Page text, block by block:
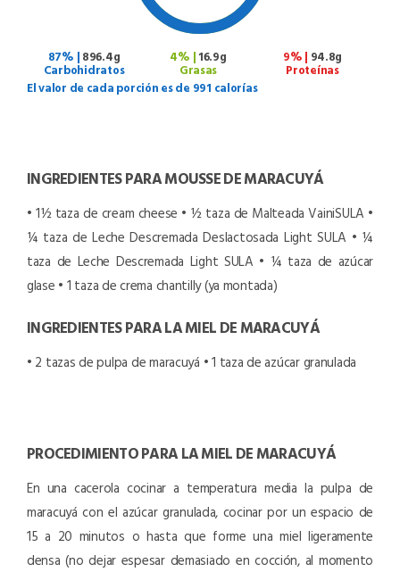
87% | 896.4g
Carbohidratos
4% | 16.9g
Grasas
9% | 94.8g
Proteínas
El valor de cada porción es de 991 calorías
INGREDIENTES PARA MOUSSE DE MARACUYÁ
• 1½ taza de cream cheese • ½ taza de Malteada VainiSULA •
¼ taza de Leche Descremada Deslactosada Light SULA • ¼
taza de Leche Descremada Light SULA • ¼ taza de azúcar
glase • 1 taza de crema chantilly (ya montada)
INGREDIENTES PARA LA MIEL DE MARACUYÁ
• 2 tazas de pulpa de maracuyá • 1 taza de azúcar granulada
PROCEDIMIENTO PARA LA MIEL DE MARACUYÁ
En una cacerola cocinar a temperatura media la pulpa de
maracuyá con el azúcar granulada, cocinar por un espacio de
15 a 20 minutos o hasta que forme una miel ligeramente
densa (no dejar espesar demasiado en cocción, al momento